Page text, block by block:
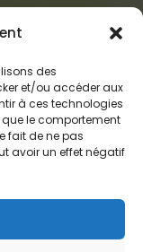
des
et/ou accéder aux
à ces technologies
le comportement
fait de ne pas
avoir un effet négatif